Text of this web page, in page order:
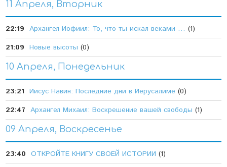
11 Апреля, Вторник
22:19 Архангел Иофиил: То, что ты искал веками … (1)
21:09 Новые высоты (0)
10 Апреля, Понедельник
23:21 Иисус Навин: Последние дни в Иерусалиме (0)
22:47 Архангел Михаил: Воскрешение вашей свободы (1)
09 Апреля, Воскресенье
23:40 ОТКРОЙТЕ КНИГУ СВОЕЙ ИСТОРИИ (1)